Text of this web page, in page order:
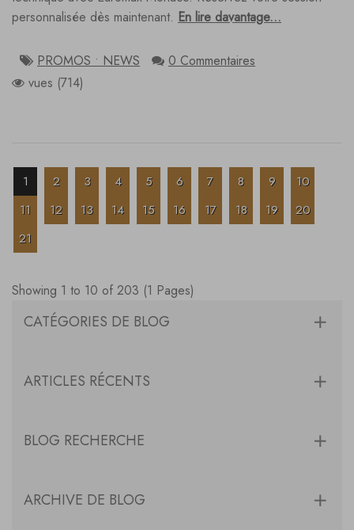
personnalisée dès maintenant. En lire davantage...
PROMOS • NEWS
0 Commentaires
vues (714)
1 2 3 4 5 6 7 8 9
10
11
12 13 14 15 16 17 18 19
20
21
Showing 1 to 10 of 203 (1 Pages)
CATÉGORIES DE BLOG
ARTICLES RÉCENTS
BLOG RECHERCHE
ARCHIVE DE BLOG